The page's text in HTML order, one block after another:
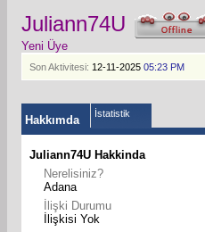
Juliann74U
Yeni Üye
Son Aktivitesi: 12-11-2025 05:23 PM
Hakkımda İstatistik
Juliann74U Hakkinda
Nerelisiniz?
Adana
İlişki Durumu
İlişkisi Yok